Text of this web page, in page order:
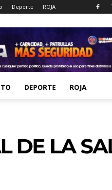
Deporte ROJA
DEPORTE ROJA
DE LA